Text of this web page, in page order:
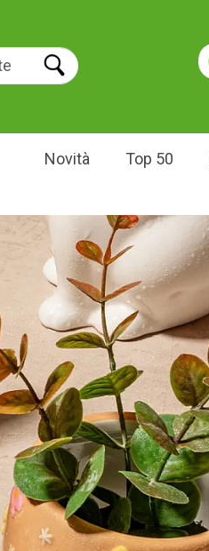
Novità Top 50